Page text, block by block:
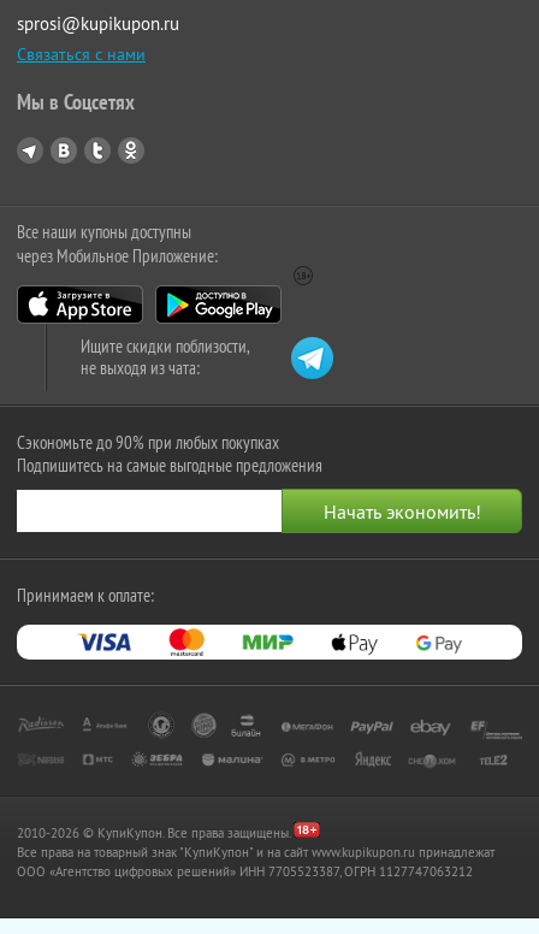
sprosi@kupikupon.ru
Связаться с нами
Мы в Соцсетях
Все наши купоны доступны
через Мобильное Приложение:
Ищите скидки поблизости,
не выходя из чата:
Сэкономьте до 90% при любых покупках
Подпишитесь на самые выгодные предложения
Принимаем к оплате:
2010-2026 © КупиКупон. Все права защищены.
Все права на товарный знак "КупиКупон" и на сайт www.kupikupon.ru принадлежат
OOO «Агентство цифровых решений» ИНН 7705523387, ОГРН 1127747063212